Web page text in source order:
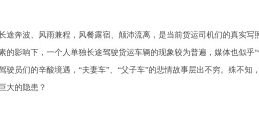
途奔波、风雨兼程，风餐露宿、颠沛流离，是当前货运司机们的真实写
的影响下，一个人单独长途驾驶货运车辆的现象较为普遍，媒体也似乎
驶员们的辛酸境遇，“夫妻车”、“父子车”的悲情故事层出不穷。殊不知
大的隐患？